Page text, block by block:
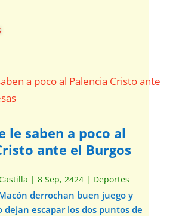
le saben a poco al
ante el Burgos
| 8 Sep, 2424| Deportes
derrochan buen juego y
dejan escapar los dos puntos de